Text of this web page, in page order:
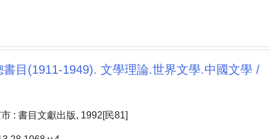
書目(1911-1949). 文學理論.世界文學.中國文學 /
: 書目文獻出版, 1992[民81]